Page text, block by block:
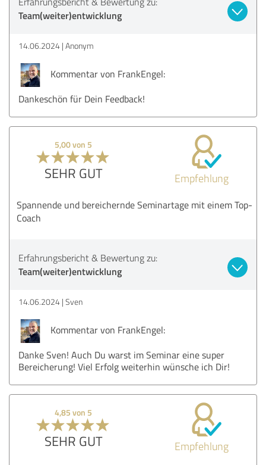
Team(weiter)entwicklung
14.06.2024 Anonym
Kommentar von FrankEngel:
Dankeschön für Dein Feedback!
5,00 von 5
SEHR GUT Empfehlung
Spannende und bereichernde Seminartage mit einem Top-
Coach
Erfahrungsbericht & Bewertung zu:
Team(weiter)entwicklung
14.06.2024 Sven
Kommentar von FrankEngel:
Danke Sven! Auch Du warst im Seminar eine super
Bereicherung! Viel Erfolg weiterhin wünsche ich Dir!
4,85 von 5
SEHR GUT Empfehlung